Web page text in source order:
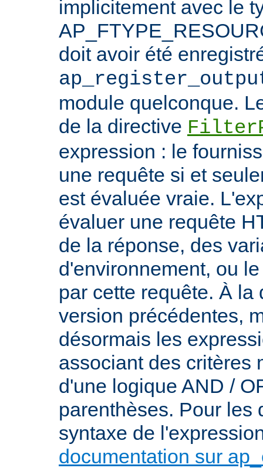
implicitement avec le
doit avoir été
module quelconque.
de la directive
expression : le
une requête si et
est évaluée vraie.
évaluer une requête
de la réponse, des
d'environnement, ou
par cette requête. À la
version précédentes,
désormais les
associant des critères
d'une logique AND /
parenthèses. Pour les
syntaxe de
documentation sur